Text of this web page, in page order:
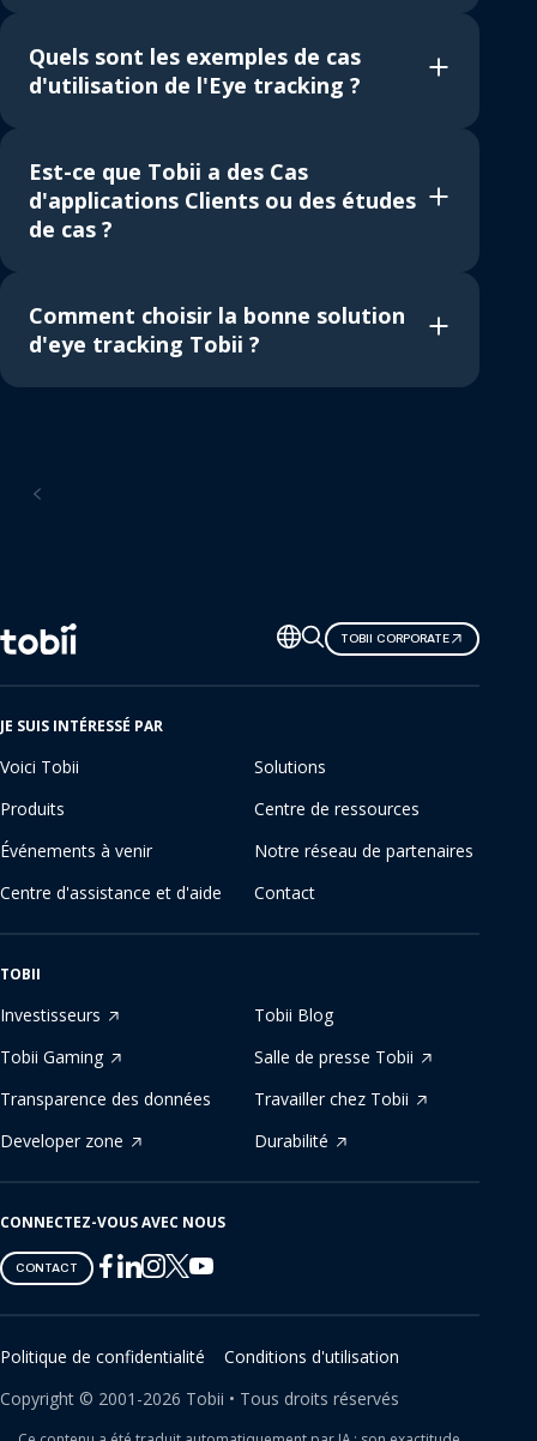
Quels sont les exemples de cas
d'utilisation de l'Eye tracking ?
Est-ce que Tobii a des Cas
d'applications Clients ou des études
de cas ?
Comment choisir la bonne solution
d'eye tracking Tobii ?
Changer
de
langue
TOBII CORPORATE
JE SUIS INTÉRESSÉ PAR
Voici Tobii
Solutions
Produits
Centre de ressources
Événements à venir
Notre réseau de partenaires
Centre d'assistance et d'aide
Contact
TOBII
Investisseurs
Tobii Blog
Tobii Gaming
Salle de presse Tobii
Transparence des données
Travailler chez Tobii
Developer zone
Durabilité
CONNECTEZ-VOUS AVEC NOUS
CONTACT
Tobii
on
Facebook
Tobii
on
Linkedin
Tobii
on
Instagram
Tobii
on
Twitter
Tobii
on
Youtube
Politique de confidentialité
Conditions d'utilisation
Copyright © 2001-2026 Tobii • Tous droits réservés